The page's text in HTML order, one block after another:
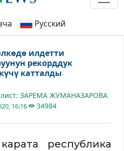
Русский
илдетти
рекорддук
катталды
ЗАРЕМА ЖУМАНАЗАРОВА
16:16 34984
карата республика